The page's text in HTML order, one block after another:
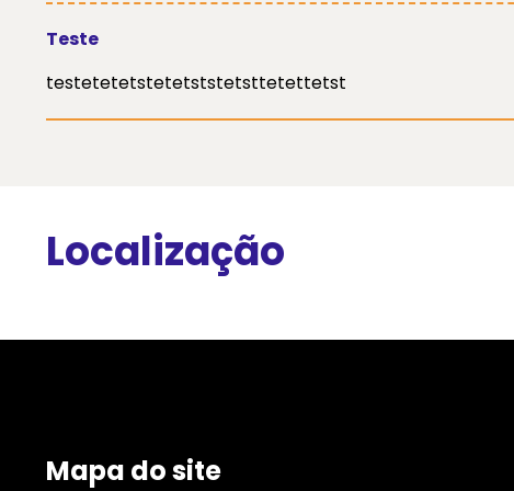
Teste
testetetetstetetststetsttetettetst
Localização
Mapa do site